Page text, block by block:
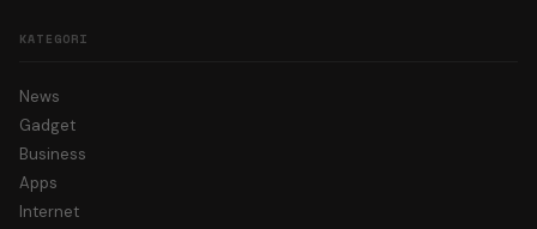
KATEGORI
News
Gadget
Business
Apps
Internet